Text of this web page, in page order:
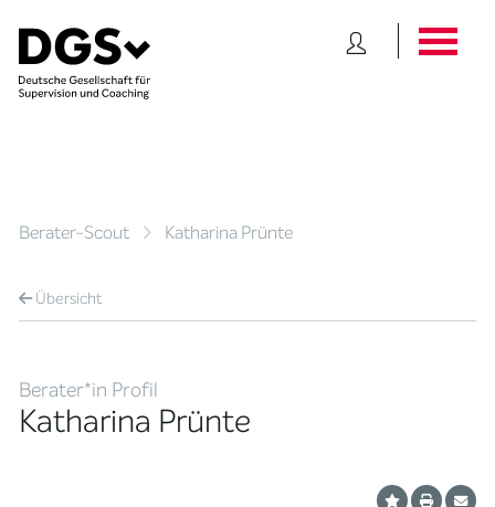
Berater-Scout Katharina Prünte
Übersicht
Berater*in Profil
Katharina Prünte